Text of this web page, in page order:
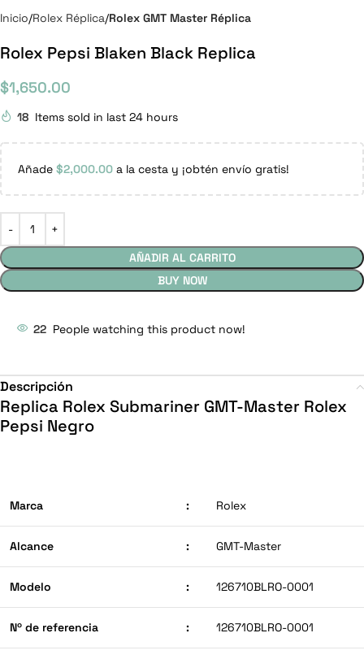
Inicio Rolex Réplica Rolex GMT Master Réplica
Rolex Pepsi Blaken Black Replica
$1,650.00
18 Items sold in last 24 hours
Añade $2,000.00 a la cesta y ¡obtén envío gratis!
AÑADIR AL CARRITO
BUY NOW
22 People watching this product now!
Descripción
Replica Rolex Submariner GMT-Master Rolex
Pepsi Negro
Marca : Rolex
Alcance : GMT-Master
Modelo : 126710BLRO-0001
Nº de referencia : 126710BLRO-0001